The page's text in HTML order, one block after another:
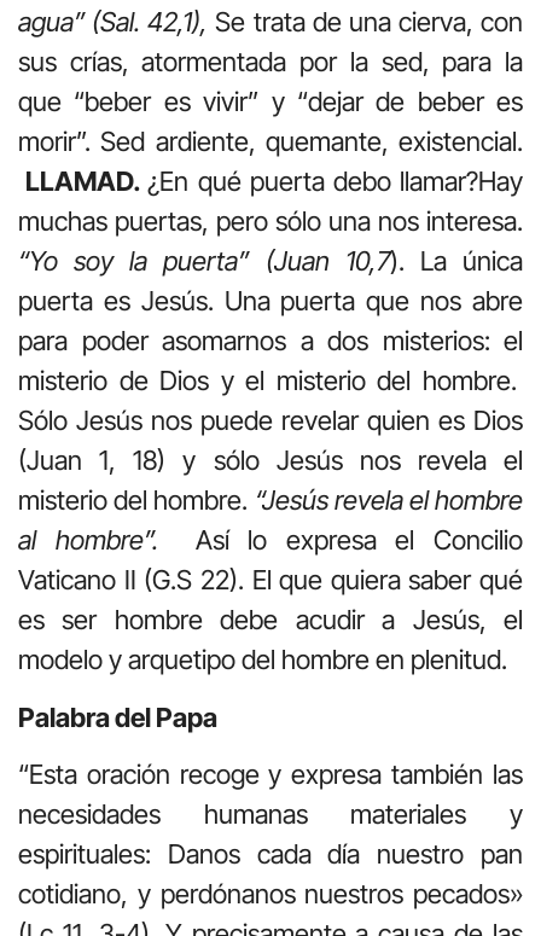
agua” (Sal. 42,1),Se trata de una cierva, con
sus crías, atormentada por la sed, para la
que “beber es vivir” y “dejar de beber es
morir”. Sed ardiente, quemante, existencial.
LLAMAD.¿En qué puerta debo llamar?Hay
muchas puertas, pero sólo una nos interesa.
“Yo soy la puerta” (Juan 10,7). La única
puerta es Jesús. Una puerta que nos abre
para poder asomarnos a dos misterios: el
misterio de Dios y el misterio del hombre.
Sólo Jesús nos puede revelar quien es Dios
(Juan 1, 18) y sólo Jesús nos revela el
misterio del hombre. “Jesús revela el hombre
al hombre”. Así lo expresa el Concilio
Vaticano II (G.S 22). El que quiera saber qué
es ser hombre debe acudir a Jesús, el
modelo y arquetipo del hombre en plenitud.
Palabra del Papa
“Esta oración recoge y expresa también las
necesidades humanas materiales y
espirituales: Danos cada día nuestro pan
cotidiano, y perdónanos nuestros pecados»